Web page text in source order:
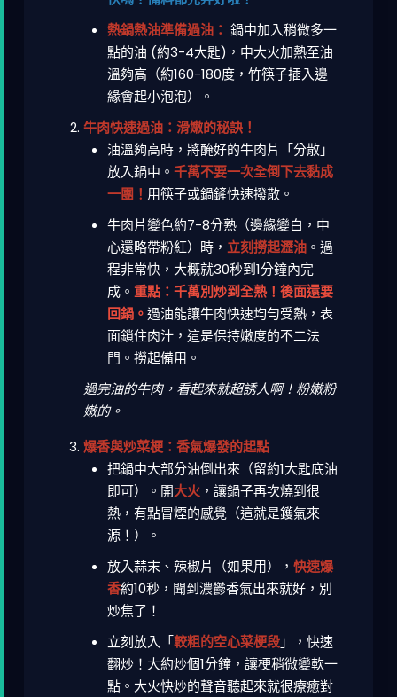
熱鍋熱油準備過油： 鍋中加入稍微多一
點的油 (約3-4大匙)，中大火加熱至油
溫夠高（約160-180度，竹筷子插入邊
緣會起小泡泡）。
牛肉快速過油：滑嫩的秘訣！
油溫夠高時，將醃好的牛肉片「分散」
放入鍋中。 千萬不要一次全倒下去黏成
一團！ 用筷子或鍋鏟快速撥散。
牛肉片變色約7-8分熟（邊緣變白，中
心還略帶粉紅）時， 立刻撈起瀝油。過
程非常快，大概就30秒到1分鐘內完
成。 重點：千萬別炒到全熟！後面還要
回鍋。過油能讓牛肉快速均勻受熱，表
面鎖住肉汁，這是保持嫩度的不二法
門。撈起備用。
過完油的牛肉，看起來就超誘人啊！粉嫩粉
嫩的。
爆香與炒菜梗：香氣爆發的起點
把鍋中大部分油倒出來（留約1大匙底油
即可）。開大火，讓鍋子再次燒到很
熱，有點冒煙的感覺（這就是鑊氣來
源！）。
放入蒜末、辣椒片（如果用）， 快速爆
香約10秒，聞到濃鬱香氣出來就好，別
炒焦了！
立刻放入「較粗的空心菜梗段」，快速
翻炒！大約炒個1分鐘，讓梗稍微變軟一
點。大火快炒的聲音聽起來就很療癒對